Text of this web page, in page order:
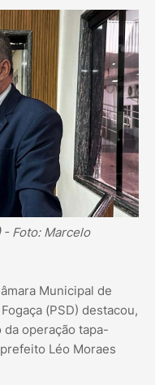
- Foto: Marcelo
Municipal de
(PSD) destacou,
operação tapa-
Léo Moraes